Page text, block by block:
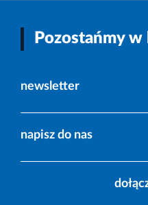
Pozostańmy
newsletter
napisz do nas